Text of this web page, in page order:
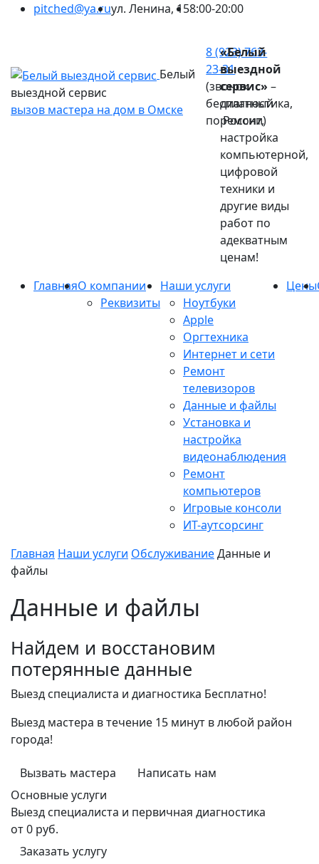
pitched@ya.ruул. Ленина, 158:00-20:00
Белый
выездной сервис
вызов мастера на дом в Омске
8 (923) 763-
23-31
(звонок
бесплатный
по России)
«Белый
выездной
сервис» –
диагностика,
ремонт,
настройка
компьютерной,
цифровой
техники и
другие виды
работ по
адекватным
ценам!
ГлавнаяО компании
Реквизиты
Наши услуги
Ноутбуки
Apple
Оргтехника
Интернет и сети
Ремонт
телевизоров
Данные и файлы
Установка и
настройка
видеонаблюдения
Ремонт
компьютеров
Игровые консоли
ИТ-аутсорсинг
Цены
Главная Наши услуги ОбслуживаниеДанные и
файлы
Данные и файлы
Найдем и восстановим
потерянные данные
Выезд специалиста и диагностика Бесплатно!
Выезд мастера в течение 15 минут в любой район
города!
Вызвать мастера
Написать нам
Основные услуги
Выезд специалиста и первичная диагностика
от 0 руб.
Заказать услугу